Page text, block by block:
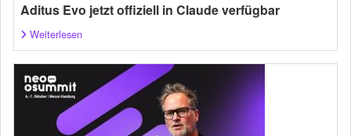
Aditus Evo jetzt offiziell in Claude verfügbar
Weiterlesen